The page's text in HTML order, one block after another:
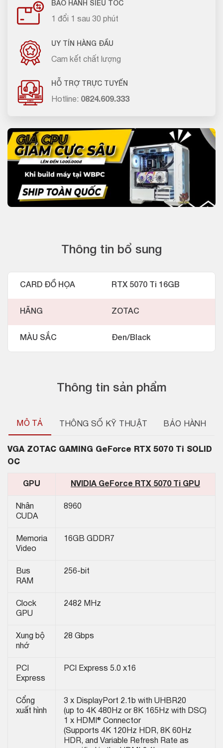
BẢO HÀNH SIÊU TỐC
1 đổi 1 sau 30 phút
UY TÍN HÀNG ĐẦU
Cam kết chất lượng
HỖ TRỢ TRỰC TUYẾN
Hotline: 0824.609.333
Thông tin sản phẩm
MÔ TẢ THÔNG SỐ KỸ THUẬT BẢO HÀNH
VGAZOTAC GAMING GeForce RTX 5070 Ti SOLID
OC
GPU NVIDIA GeForce RTX 5070 Ti GPU
Nhân
CUDA
8960
Memoria
Video
16GB GDDR7
Bus
RAM
256-bit
Clock
GPU
2482 MHz
Xung bộ
nhớ
28 Gbps
PCI
Express
PCI Express 5.0 x16
Cổng
xuất hình
3 x DisplayPort 2.1b with UHBR20
(up to 4K 480Hz or 8K 165Hz with DSC)
1 x HDMI® Connector
(Supports 4K 120Hz HDR, 8K 60Hz
HDR, and Variable Refresh Rate as
Thông tin bổ sung
CARD ĐỒ HỌA RTX 5070 Ti 16GB
HÃNG ZOTAC
MÀU SẮC Đen/Black